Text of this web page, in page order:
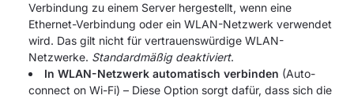
Verbindung zu einem Server hergestellt, wenn eine
Ethernet-Verbindung oder ein WLAN-Netzwerk verwendet
wird. Das gilt nicht für vertrauenswürdige WLAN-
Netzwerke. Standardmäßig deaktiviert.
In WLAN-Netzwerk automatisch verbinden (Auto-
connect on Wi-Fi) – Diese Option sorgt dafür, dass sich die